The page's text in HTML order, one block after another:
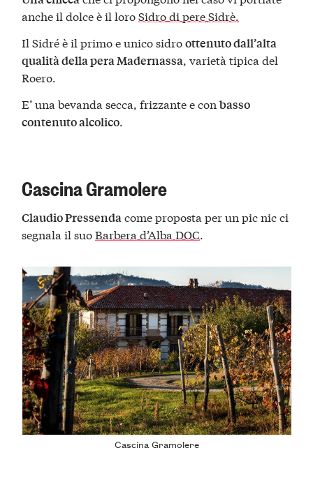
anche il dolce è il loroSidro di pere Sidrè.
Il Sidré è il primo e unico sidroottenuto dall’alta
qualità della pera Madernassa, varietà tipica del
Roero.
E’ una bevanda secca, frizzante e conbasso
contenuto alcolico
Cascina Gramolere
Claudio Pressendacome proposta per un pic nic ci
segnala il suoBarbera d’Alba DOC.
Cascina Gramolere